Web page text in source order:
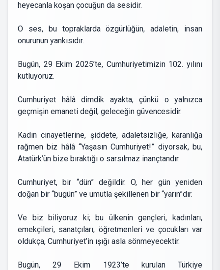
heyecanla koşan çocuğun da sesidir.
O ses, bu topraklarda özgürlüğün, adaletin, insan
onurunun yankısıdır.
Bugün, 29 Ekim 2025’te, Cumhuriyetimizin 102. yılını
kutluyoruz.
Cumhuriyet hâlâ dimdik ayakta, çünkü o yalnızca
geçmişin emaneti değil; geleceğin güvencesidir.
Kadın cinayetlerine, şiddete, adaletsizliğe, karanlığa
rağmen biz hâlâ “Yaşasın Cumhuriyet!” diyorsak, bu,
Atatürk’ün bize bıraktığı o sarsılmaz inançtandır.
Cumhuriyet, bir “dün” değildir. O, her gün yeniden
doğan bir “bugün” ve umutla şekillenen bir “yarın”dır.
Ve biz biliyoruz ki; bu ülkenin gençleri, kadınları,
emekçileri, sanatçıları, öğretmenleri ve çocukları var
oldukça, Cumhuriyet’in ışığı asla sönmeyecektir.
Bugün, 29 Ekim 1923’te kurulan Türkiye